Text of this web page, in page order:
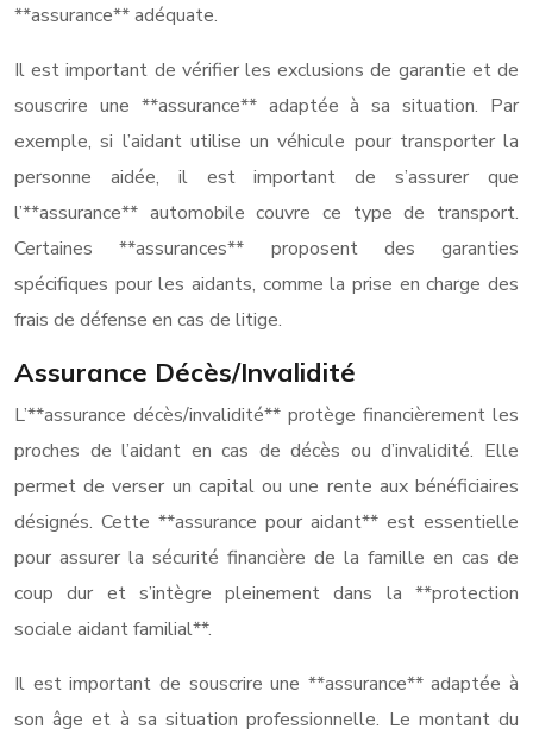
**assurance** adéquate.
Il est important de vérifier les exclusions de garantie et de
souscrire une **assurance** adaptée à sa situation. Par
exemple, si l’aidant utilise un véhicule pour transporter la
personne aidée, il est important de s’assurer que
l’**assurance** automobile couvre ce type de transport.
Certaines **assurances** proposent des garanties
spécifiques pour les aidants, comme la prise en charge des
frais de défense en cas de litige.
Assurance Décès/Invalidité
L’**assurance décès/invalidité** protège financièrement les
proches de l’aidant en cas de décès ou d’invalidité. Elle
permet de verser un capital ou une rente aux bénéficiaires
désignés. Cette **assurance pour aidant** est essentielle
pour assurer la sécurité financière de la famille en cas de
coup dur et s’intègre pleinement dans la **protection
sociale aidant familial**.
Il est important de souscrire une **assurance** adaptée à
son âge et à sa situation professionnelle. Le montant du